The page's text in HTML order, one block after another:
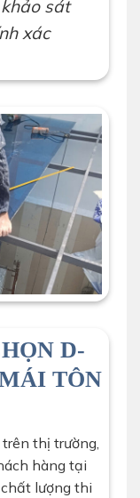
sát
xác
D-
TÔN
thị trường,
hàng tại
lượng thi